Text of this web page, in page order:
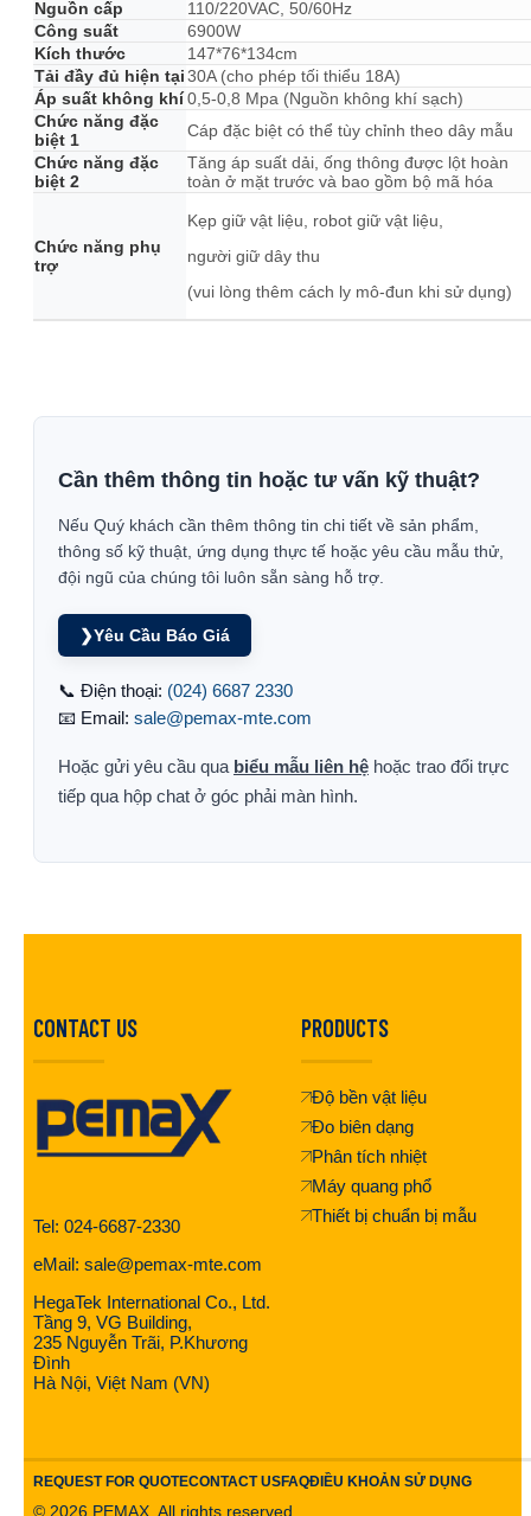
Nguồn cấp
110/220VAC, 50/60Hz
Công suất
6900W
Kích thước
147*76*134cm
Tải đầy đủ hiện tại30A (cho phép tối thiểu 18A)
Áp suất không khí0,5-0,8 Mpa (Nguồn không khí sạch)
Chức năng đặc
biệt 1
Cáp đặc biệt có thể tùy chỉnh theo dây mẫu
Chức năng đặc
biệt 2
Tăng áp suất dải, ống thông được lột hoàn
toàn ở mặt trước và bao gồm bộ mã hóa
Chức năng phụ
trợ
Kẹp giữ vật liệu, robot giữ vật liệu,
người giữ dây thu
(vui lòng thêm cách ly mô-đun khi sử dụng)
Cần thêm thông tin hoặc tư vấn kỹ thuật?
Nếu Quý khách cần thêm thông tin chi tiết về sản phẩm,
thông số kỹ thuật, ứng dụng thực tế hoặc yêu cầu mẫu thử,
đội ngũ của chúng tôi luôn sẵn sàng hỗ trợ.
❯Yêu Cầu Báo Giá
📞 Điện thoại: (024) 6687 2330
📧 Email: sale@pemax-mte.com
Hoặc gửi yêu cầu qua biểu mẫu liên hệ hoặc trao đổi trực
tiếp qua hộp chat ở góc phải màn hình.
CONTACT US
Tel: 024-6687-2330
eMail: sale@pemax-mte.com
HegaTek International Co., Ltd.
Tầng 9, VG Building,
235 Nguyễn Trãi, P.Khương
Đình
Hà Nội, Việt Nam (VN)
PRODUCTS
Độ bền vật liệu
Đo biên dạng
Phân tích nhiệt
Máy quang phổ
Thiết bị chuẩn bị mẫu
REQUEST FOR QUOTECONTACT USFAQĐIỀU KHOẢN SỬ DỤNG
© 2026 PEMAX. All rights reserved.